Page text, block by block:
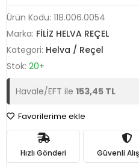
Ürün Kodu: 118.006.0054
Marka: FİLİZ HELVA REÇEL
Kategori: Helva / Reçel
Stok: 20+
Havale/EFT ile 153,45 TL
Favorilerime ekle
Hızlı Gönderi Güvenli